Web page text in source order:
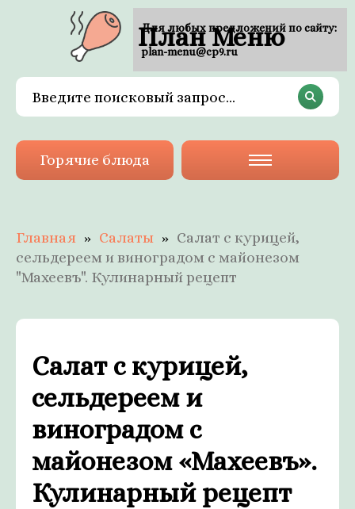
План Меню
Горячие блюда
Главная Салаты
Салат с курицей,
сельдереем и виноградом с майонезом
"Махеевъ". Кулинарный рецепт
Салат с курицей,
сельдереем и
виноградом с
майонезом «Махеевъ».
Кулинарный рецепт
Для любых предложений по сайту:
plan-menu@cp9.ru